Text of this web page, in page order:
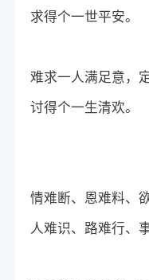
求得个一世平安。
难求一人满足意，
讨得个一生清欢。
情难断、恩难料、
人难识、路难行、